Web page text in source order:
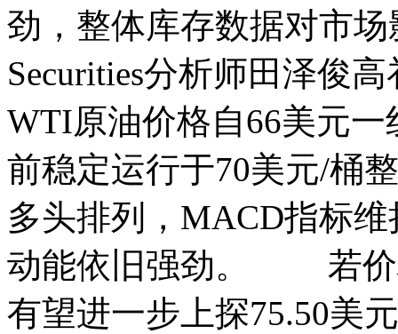
劲，整体库存数据对市
Securities分析师田泽
WTI原油价格自66美元
前稳定运行于70美元/桶
多头排列，MACD指标
动能依旧强劲。 若价
有望进一步上探75.50美